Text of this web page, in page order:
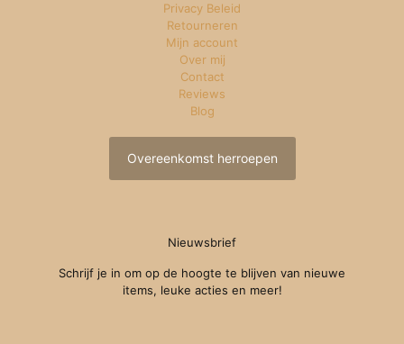
Privacy Beleid
Retourneren
Mijn account
Over mij
Contact
Reviews
Blog
Overeenkomst herroepen
Nieuwsbrief
Schrijf je in om op de hoogte te blijven van nieuwe
items, leuke acties en meer!